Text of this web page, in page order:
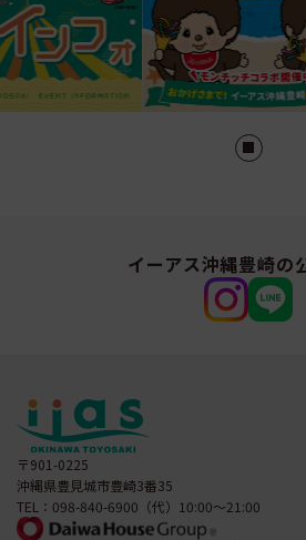
イーアス沖縄豊崎の
〒901-0225
沖縄県豊見城市豊崎3番35
TEL：098-840-6900（代）10:00～21:00